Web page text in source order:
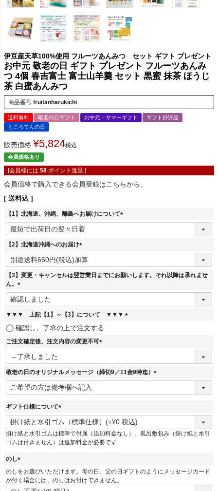
伊豆産天草100%使用 フルーツあんみつ セット ギフト プレゼント
お中元 敬老の日 ギフト プレゼント フルーツあんみ
つ 4個 春吉富士 富士山羊羹 セット 黒蜜 抹茶 ほうじ
茶 白蜜あんみつ
商品番号 fruitanharukichi
送料無料 敬老の日ギフト お中元・サマーギフト
ギフト好評品
ところてんの日
販売価格 ¥5,824税込
会員価格あり
[会員様には 58 ポイント進呈 ]
会員価格で購入できる会員登録はこちらから。
送料込
【1】北海道、沖縄、離島へお届けについて
(
【2】北海道沖縄へのお届け
(
必
須
【3】変更・キャンセルは翌営業日までにお願いします。それ以降は承れませ
ん。
(
必
須
▼▼▼ 上記【1】～【3】について ▼▼▼
)
確認し、了承の上で注文する
ご注文確定後、注文内容の変更不可
(
須
敬老の日のオリジナルメッセージ（締切9／11金9時迄）
(
ギフト仕様について
(
必
須
)
掛け紙と水引ゴムは標準で付属（追加料金なし）。風呂敷包み（掛け紙と水引
ゴムは付きません）は追加料金が必要です
のし
(
必
須
のしをお選びいただけます。母の日、父の日ギフトのようにメッセージカード
が付く場合には、のしはお付けできません。